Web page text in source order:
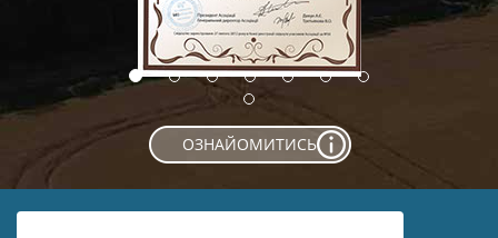
ОЗНАЙОМИТИСЬ